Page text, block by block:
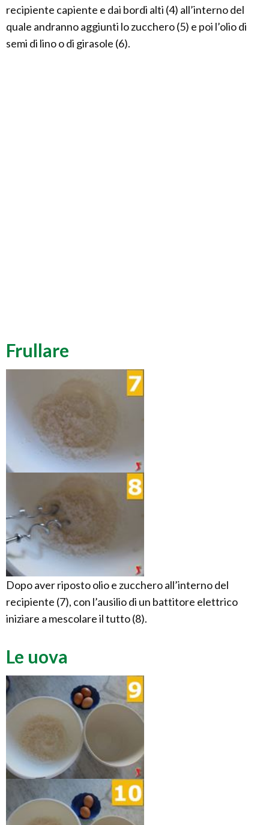
recipiente capiente e dai bordi alti (4) all’interno del
quale andranno aggiunti lo zucchero (5) e poi l’olio di
semi di lino o di girasole (6).
Frullare
Dopo aver riposto olio e zucchero all’interno del
recipiente (7), con l’ausilio di un battitore elettrico
iniziare a mescolare il tutto (8).
Le uova